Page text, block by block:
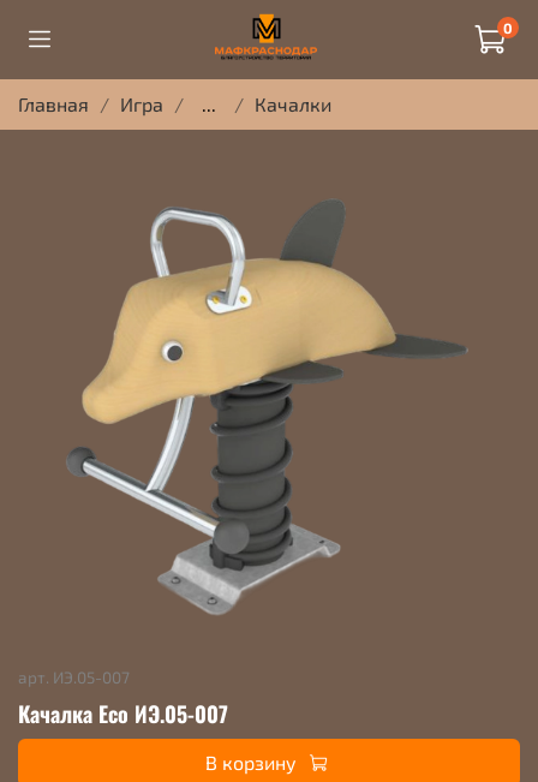
0
Главная Игра ... Качалки
арт. ИЭ.05-007
Качалка Eco ИЭ.05-007
В корзину